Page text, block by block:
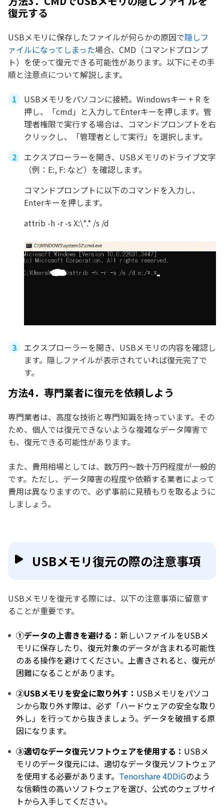
復元する
USBメモリに保存したファイルが何らかの原因で隠しフ
ァイルになってしまった場合、CMD（コマンドプロンプ
ト）を使って復元できる可能性があります。以下にその手
順と注意点について解説します。
USBメモリをパソコンに接続。Windowsキー + R を
押し、「cmd」と入力してEnterキーを押します。管
理者権限で実行する場合は、コマンドプロンプトを右
クリックし、「管理者として実行」を選択します。
エクスプローラーを開き、USBメモリのドライブ文字
（例：E:, F: など）を確認します。
コマンドプロンプトに以下のコマンドを入力し、
Enterキーを押します。
attrib -h -r -s X:\*.* /s /d
エクスプローラーを開き、USBメモリの内容を確認し
ます。隠しファイルが表示されていれば復元完了で
す。
方法4．専門業者に復元を依頼しよう
専門業者は、高度な技術と専門知識を持っています。その
ため、個人では復元できないような複雑なデータ障害で
も、復元できる可能性があります。
また、費用相場としては、数万円〜数十万円程度が一般的
です。ただし、データ障害の程度や依頼する業者によって
費用は異なりますので、必ず事前に見積もりを取るように
しましょう。
USBメモリ復元の際の注意事項
USBメモリを復元する際には、以下の注意事項に留意す
ることが重要です。
①データの上書きを避ける： 新しいファイルをUSBメ
モリに保存したり、復元対象のデータが含まれる可能性
のある操作を避けてください。上書きされると、復元が
困難になることがあります。
②USBメモリを安全に取り外す： USBメモリをパソコ
ンから取り外す際は、必ず「ハードウェアの安全な取り
外し」を行ってから抜きましょう。データを破損する原
因になります。
③適切なデータ復元ソフトウェアを使用する： USBメ
モリのデータ復元には、適切なデータ復元ソフトウェア
を使用する必要があります。 Tenorshare 4DDiGのよう
な信頼性の高いソフトウェアを選び、公式のウェブサイ
トから入手してください。